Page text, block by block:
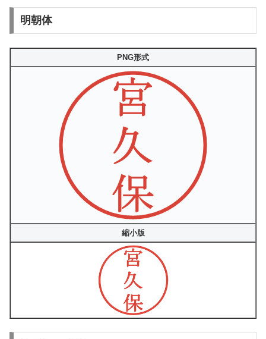
明朝体
PNG形式
縮小版